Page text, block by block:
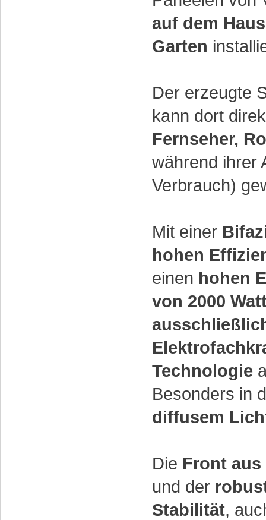
auf dem
Garten
Der erzeugte
kann dort
Fernseher,
während ihrer
Verbrauch)
Mit einer
hohen
einen hohen
von 2000
Technologie
Besonders in
diffusem
Die Front aus
und der
Stabilität,